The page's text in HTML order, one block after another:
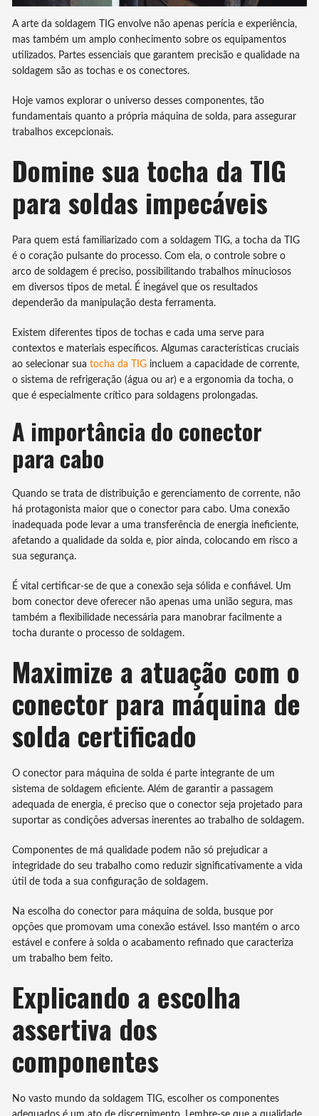
A arte da soldagem TIG envolve não apenas perícia e experiência,
mas também um amplo conhecimento sobre os equipamentos
utilizados. Partes essenciais que garantem precisão e qualidade na
soldagem são as tochas e os conectores.
Hoje vamos explorar o universo desses componentes, tão
fundamentais quanto a própria máquina de solda, para assegurar
trabalhos excepcionais.
Domine sua tocha da TIG
para soldas impecáveis
Para quem está familiarizado com a soldagem TIG, a tocha da TIG
é o coração pulsante do processo. Com ela, o controle sobre o
arco de soldagem é preciso, possibilitando trabalhos minuciosos
em diversos tipos de metal. É inegável que os resultados
dependerão da manipulação desta ferramenta.
Existem diferentes tipos de tochas e cada uma serve para
contextos e materiais específicos. Algumas características cruciais
ao selecionar suatocha da TIG incluem a capacidade de corrente,
o sistema de refrigeração (água ou ar) e a ergonomia da tocha, o
que é especialmente crítico para soldagens prolongadas.
A importância do conector
para cabo
Quando se trata de distribuição e gerenciamento de corrente, não
há protagonista maior que o conector para cabo. Uma conexão
inadequada pode levar a uma transferência de energia ineficiente,
afetando a qualidade da solda e, pior ainda, colocando em risco a
sua segurança.
É vital certificar-se de que a conexão seja sólida e confiável. Um
bom conector deve oferecer não apenas uma união segura, mas
também a flexibilidade necessária para manobrar facilmente a
tocha durante o processo de soldagem.
Maximize a atuação com o
conector para máquina de
solda certificado
O conector para máquina de solda é parte integrante de um
sistema de soldagem eficiente. Além de garantir a passagem
adequada de energia, é preciso que o conector seja projetado para
suportar as condições adversas inerentes ao trabalho de soldagem.
Componentes de má qualidade podem não só prejudicar a
integridade do seu trabalho como reduzir significativamente a vida
útil de toda a sua configuração de soldagem.
Na escolha do conector para máquina de solda, busque por
opções que promovam uma conexão estável. Isso mantém o arco
estável e confere à solda o acabamento refinado que caracteriza
um trabalho bem feito.
Explicando a escolha
assertiva dos
componentes
No vasto mundo da soldagem TIG, escolher os componentes